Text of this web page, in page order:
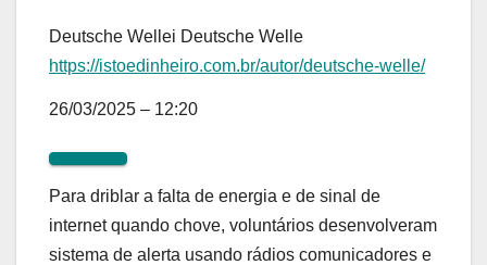
Deutsche Wellei Deutsche Welle
https://istoedinheiro.com.br/autor/deutsche-welle/
26/03/2025 – 12:20
Para driblar a falta de energia e de sinal de
internet quando chove, voluntários desenvolveram
sistema de alerta usando rádios comunicadores e